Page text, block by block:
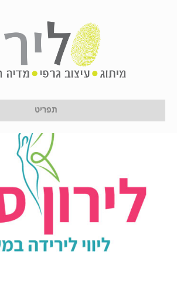
תפריט
18 ביוני 2024